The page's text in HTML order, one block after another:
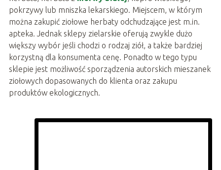
pokrzywy lub mniszka lekarskiego. Miejscem, w którym
można zakupić ziołowe herbaty odchudzające jest m.in.
apteka. Jednak sklepy zielarskie oferują zwykle dużo
większy wybór jeśli chodzi o rodzaj ziół, a także bardziej
korzystną dla konsumenta cenę. Ponadto w tego typu
sklepie jest możliwość sporządzenia autorskich mieszanek
ziołowych dopasowanych do klienta oraz zakupu
produktów ekologicznych.